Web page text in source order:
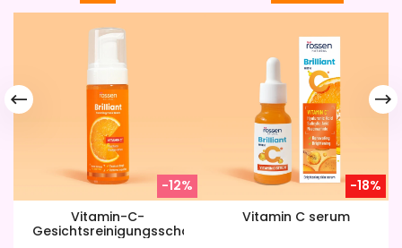
-12%
Vitamin-C-
Gesichtsreinigungsschaum
-18%
Vitamin C serum